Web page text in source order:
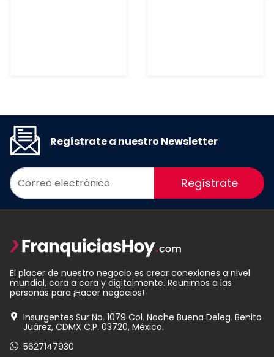
Regístrate a nuestro Newsletter
Regístrate
El placer de nuestro negocio es crear conexiones a nivel
mundial, cara a cara y digitalmente. Reunimos a las
personas para ¡Hacer negocios!
Insurgentes Sur No. 1079 Col. Noche Buena Deleg. Benito
Juárez, CDMX C.P. 03720, México.
5627147930